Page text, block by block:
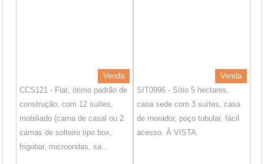
Venda
CCS121 - Flat, ótimo padrão de
construção, com 12 suítes,
mobiliado (cama de casal ou 2
camas de solteiro tipo box,
frigobar, microondas, sa...
Venda
SIT0996 - Sítio 5 hectares,
casa sede com 3 suítes, casa
de morador, poço tubular, fácil
acesso. À VISTA.